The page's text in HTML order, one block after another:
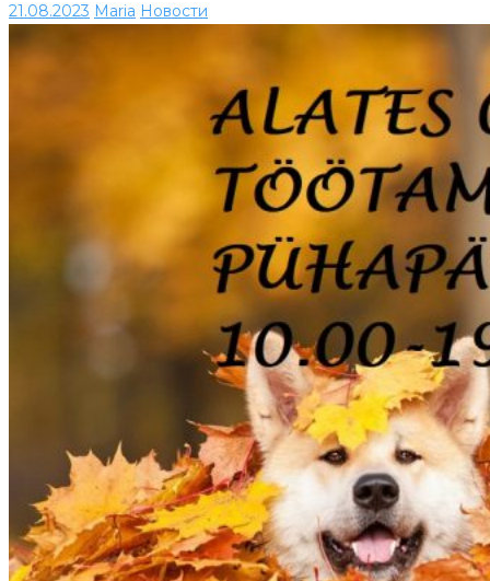
21.08.2023 Maria Новости